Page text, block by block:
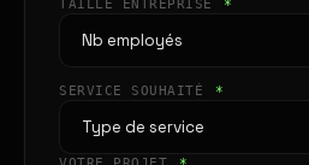
TAILLE ENTREPRISE *
SERVICE SOUHAITÉ *